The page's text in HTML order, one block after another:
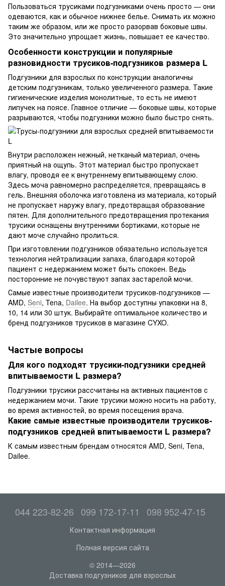
Пользоваться трусиками подгузниками очень просто — они
одеваются, как и обычное нижнее белье. Снимать их можно
таким же образом, или же просто разорвав боковые швы.
Это значительно упрощает жизнь, повышает ее качество.
Особенности конструкции и популярные
разновидности трусиков-подгузников размера L
Подгузники для взрослых по конструкции аналогичны
детским подгузникам, только увеличенного размера. Такие
гигиенические изделия монолитные, то есть не имеют
липучек на поясе. Главное отличие — боковые швы, которые
разрываются, чтобы подгузники можно было быстро снять.
Внутри расположен нежный, нетканый материал, очень
приятный на ощупь. Этот материал быстро пропускает
влагу, проводя ее к внутреннему впитывающему слою.
Здесь моча равномерно распределяется, превращаясь в
гель. Внешняя оболочка изготовлена из материала, который
не пропускает наружу влагу, предотвращая образование
пятен. Для дополнительного предотвращения протекания
трусики оснащены внутренними бортиками, которые не
дают моче случайно пролиться.
При изготовлении подгузников обязательно используется
технология нейтрализации запаха, благодаря которой
пациент с недержанием может быть спокоен. Ведь
посторонние не почувствуют запах застарелой мочи.
Самые известные производители трусиков-подгузников —
AMD, Seni, Tena, Dailee. На выбор доступны упаковки на 8,
10, 14 или 30 штук. Выбирайте оптимальное количество и
бренд подгузников трусиков в магазине CYXO.
Частые вопросы
Для кого подходят трусики-подгузники средней
впитываемости L размера?
Подгузники трусики рассчитаны на активных пациентов с
недержанием мочи. Такие трусики можно носить на работу,
во время активностей, во время посещения врача.
Какие самые известные производители трусиков-
подгузников средней впитываемости L размера?
К самым известным брендам относятся AMD, Seni, Tena,
Dailee.
044 223-82-26 099 172-17-11 098 952-47-15
Контактная информация
Полная версия сайта
© 2014—2026
Доставка подгузников для взрослых